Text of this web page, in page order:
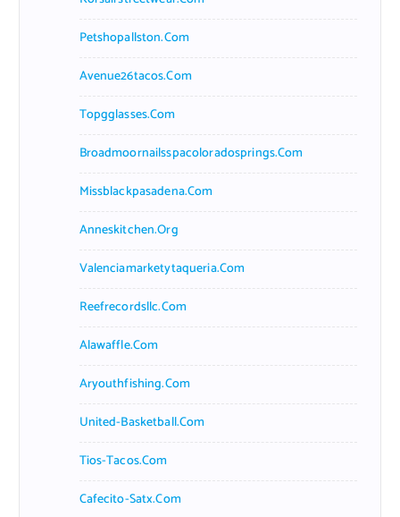
Petshopallston.com
Avenue26tacos.com
Topgglasses.com
Broadmoornailsspacoloradosprings.com
Missblackpasadena.com
Anneskitchen.org
Valenciamarketytaqueria.com
Reefrecordsllc.com
Alawaffle.com
Aryouthfishing.com
United-Basketball.com
Tios-Tacos.com
Cafecito-Satx.com